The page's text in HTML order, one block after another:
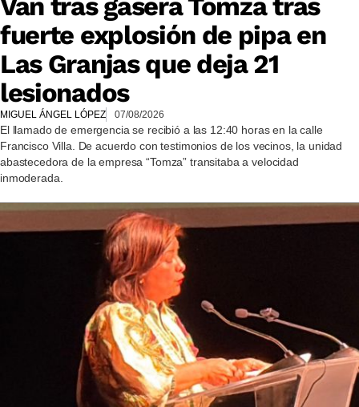
Van tras gasera Tomza tras
fuerte explosión de pipa en
Las Granjas que deja 21
lesionados
MIGUEL ÁNGEL LÓPEZ 07/08/2026
El llamado de emergencia se recibió a las 12:40 horas en la calle
Francisco Villa. De acuerdo con testimonios de los vecinos, la unidad
abastecedora de la empresa “Tomza” transitaba a velocidad
inmoderada.